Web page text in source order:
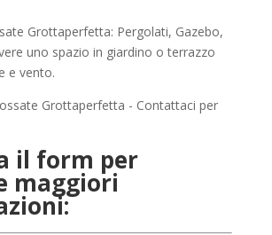
Grottaperfetta: Pergolati, Gazebo,
uno spazio in giardino o terrazzo
e vento.
il form per
maggiori